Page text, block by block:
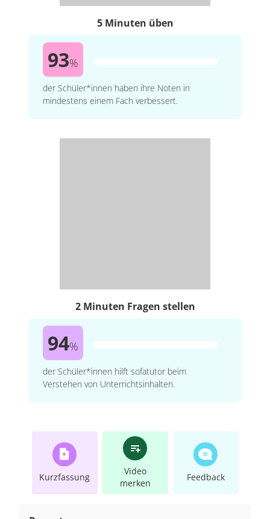
5 Minuten üben
93%
der Schüler*innen haben ihre Noten in
mindestens einem Fach verbessert.
2 Minuten Fragen stellen
94%
der Schüler*innen hilft sofatutor beim
Verstehen von Unterrichtsinhalten.
Kurzfassung
Video
merken
Feedback